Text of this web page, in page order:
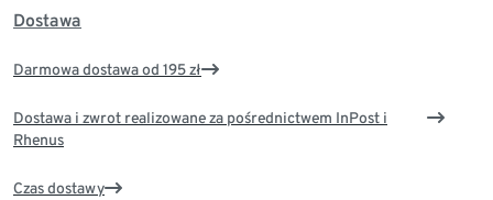
Dostawa
Darmowa dostawa od 195 zł
Dostawa i zwrot realizowane za pośrednictwem InPost i
Rhenus
Czas dostawy